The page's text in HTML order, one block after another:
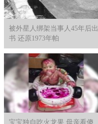
被外星人绑架当事人45年后出
书 还原1973年帕
宝宝独自吃火龙果 母亲看傻